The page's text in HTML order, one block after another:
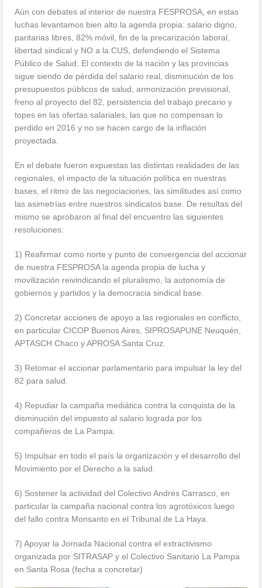
Aún con debates al interior de nuestra FESPROSA, en estas
luchas levantamos bien alto la agenda propia: salario digno,
paritarias libres, 82% móvil, fin de la precarización laboral,
libertad sindical y NO a la CUS, defendiendo el Sistema
Público de Salud. El contexto de la nación y las provincias
sigue siendo de pérdida del salario real, disminución de los
presupuestos públicos de salud, armonización previsional,
freno al proyecto del 82, persistencia del trabajo precario y
topes en las ofertas salariales, las que no compensan lo
perdido en 2016 y no se hacen cargo de la inflación
proyectada.
En el debate fueron expuestas las distintas realidades de las
regionales, el impacto de la situación política en nuestras
bases, el ritmo de las negociaciones, las similitudes así como
las asimetrías entre nuestros sindicatos base. De resultas del
mismo se aprobaron al final del encuentro las siguientes
resoluciones:
1) Reafirmar como norte y punto de convergencia del accionar
de nuestra FESPROSA la agenda propia de lucha y
movilización reivindicando el pluralismo, la autonomía de
gobiernos y partidos y la democracia sindical base.
2) Concretar acciones de apoyo a las regionales en conflicto,
en particular CICOP Buenos Aires, SIPROSAPUNE Neuquén,
APTASCH Chaco y APROSA Santa Cruz.
3) Retomar el accionar parlamentario para impulsar la ley del
82 para salud.
4) Repudiar la campaña mediática contra la conquista de la
disminución del impuesto al salario lograda por los
compañeros de La Pampa.
5) Impulsar en todo el país la organización y el desarrollo del
Movimiento por el Derecho a la salud.
6) Sostener la actividad del Colectivo Andrés Carrasco, en
particular la campaña nacional contra los agrotóxicos luego
del fallo contra Monsanto en el Tribunal de La Haya.
7) Apoyar la Jornada Nacional contra el extractivismo
organizada por SITRASAP y el Colectivo Sanitario La Pampa
en Santa Rosa (fecha a concretar)